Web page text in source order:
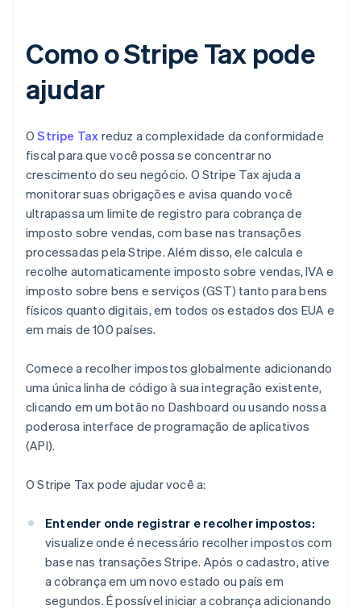
Como o Stripe Tax pode
ajudar
OStripe Tax reduz a complexidade da conformidade
fiscal para que você possa se concentrar no
crescimento do seu negócio. O Stripe Tax ajuda a
monitorar suas obrigações e avisa quando você
ultrapassa um limite de registro para cobrança de
imposto sobre vendas, com base nas transações
processadas pela Stripe. Além disso, ele calcula e
recolhe automaticamente imposto sobre vendas, IVA e
imposto sobre bens e serviços (GST) tanto para bens
físicos quanto digitais, em todos os estados dos EUA e
em mais de 100 países.
Comece a recolher impostos globalmente adicionando
uma única linha de código à sua integração existente,
clicando em um botão no Dashboard ou usando nossa
poderosa interface de programação de aplicativos
(API).
O Stripe Tax pode ajudar você a:
Entender onde registrar e recolher impostos:
visualize onde é necessário recolher impostos com
base nas transações Stripe. Após o cadastro, ative
a cobrança em um novo estado ou país em
segundos. É possível iniciar a cobrança adicionando